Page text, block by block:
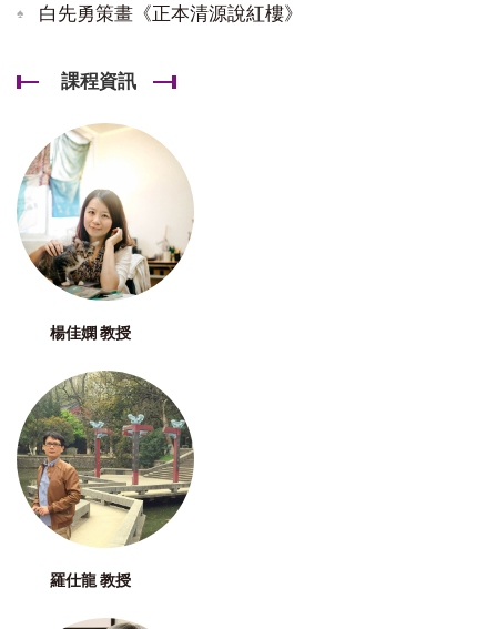
白先勇策畫《正本清源說紅樓》
課程資訊
楊佳嫻 教授
羅仕龍 教授